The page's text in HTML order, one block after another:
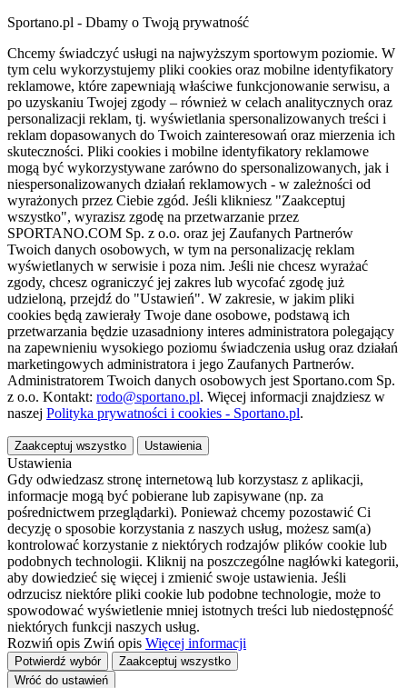
Sportano.pl - Dbamy o Twoją prywatność
Chcemy świadczyć usługi na najwyższym sportowym poziomie. W
tym celu wykorzystujemy pliki cookies oraz mobilne identyfikatory
reklamowe, które zapewniają właściwe funkcjonowanie serwisu, a
po uzyskaniu Twojej zgody – również w celach analitycznych oraz
personalizacji reklam, tj. wyświetlania spersonalizowanych treści i
reklam dopasowanych do Twoich zainteresowań oraz mierzenia ich
skuteczności. Pliki cookies i mobilne identyfikatory reklamowe
mogą być wykorzystywane zarówno do spersonalizowanych, jak i
niespersonalizowanych działań reklamowych - w zależności od
wyrażonych przez Ciebie zgód. Jeśli klikniesz "Zaakceptuj
wszystko", wyrazisz zgodę na przetwarzanie przez
SPORTANO.COM Sp. z o.o. oraz jej Zaufanych Partnerów
Twoich danych osobowych, w tym na personalizację reklam
wyświetlanych w serwisie i poza nim. Jeśli nie chcesz wyrażać
zgody, chcesz ograniczyć jej zakres lub wycofać zgodę już
udzieloną, przejdź do "Ustawień". W zakresie, w jakim pliki
cookies będą zawierały Twoje dane osobowe, podstawą ich
przetwarzania będzie uzasadniony interes administratora polegający
na zapewnieniu wysokiego poziomu świadczenia usług oraz działań
marketingowych administratora i jego Zaufanych Partnerów.
Administratorem Twoich danych osobowych jest Sportano.com Sp.
z o.o. Kontakt: rodo@sportano.pl. Więcej informacji znajdziesz w
naszej Polityka prywatności i cookies - Sportano.pl.
Zaakceptuj wszystko Ustawienia
Ustawienia
Gdy odwiedzasz stronę internetową lub korzystasz z aplikacji,
informacje mogą być pobierane lub zapisywane (np. za
pośrednictwem przeglądarki). Ponieważ chcemy pozostawić Ci
decyzję o sposobie korzystania z naszych usług, możesz sam(a)
kontrolować korzystanie z niektórych rodzajów plików cookie lub
podobnych technologii. Kliknij na poszczególne nagłówki kategorii,
aby dowiedzieć się więcej i zmienić swoje ustawienia. Jeśli
odrzucisz niektóre pliki cookie lub podobne technologie, może to
spowodować wyświetlenie mniej istotnych treści lub niedostępność
niektórych funkcji naszych usług.
Rozwiń opis Zwiń opis Więcej informacji
Potwierdź wybór
Zaakceptuj wszystko
Wróć do ustawień